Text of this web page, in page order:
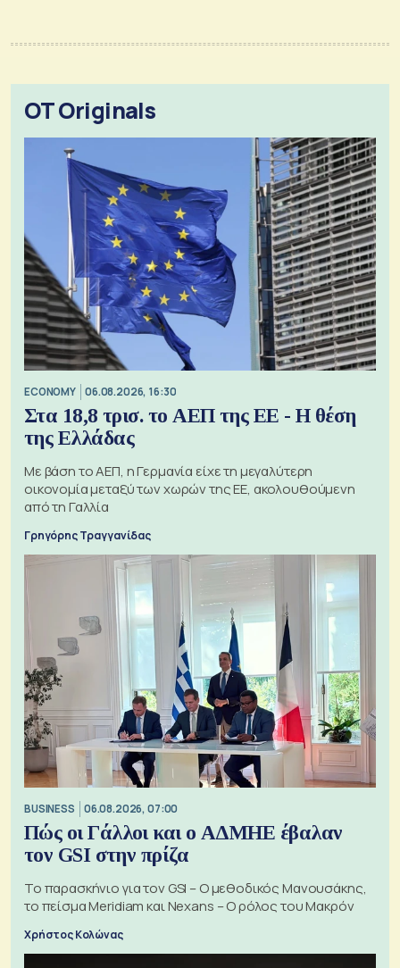
OT Originals
ECONOMY 06.08.2026, 16:30
Στα 18,8 τρισ. το ΑΕΠ της ΕΕ - Η θέση
της Ελλάδας
Με βάση το ΑΕΠ, η Γερμανία είχε τη μεγαλύτερη
οικονομία μεταξύ των χωρών της ΕΕ, ακολουθούμενη
από τη Γαλλία
Γρηγόρης Τραγγανίδας
BUSINESS 06.08.2026, 07:00
Πώς οι Γάλλοι και ο ΑΔΜΗΕ έβαλαν
τον GSI στην πρίζα
Το παρασκήνιο για τον GSI – Ο μεθοδικός Μανουσάκης,
το πείσμα Meridiam και Nexans – Ο ρόλος του Μακρόν
Χρήστος Κολώνας